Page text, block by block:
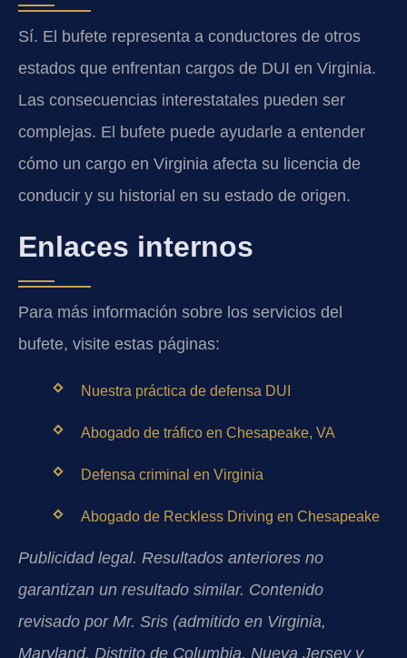
Sí. El bufete representa a conductores de otros
estados que enfrentan cargos de DUI en Virginia.
Las consecuencias interestatales pueden ser
complejas. El bufete puede ayudarle a entender
cómo un cargo en Virginia afecta su licencia de
conducir y su historial en su estado de origen.
Enlaces internos
Para más información sobre los servicios del
bufete, visite estas páginas:
Nuestra práctica de defensa DUI
Abogado de tráfico en Chesapeake, VA
Defensa criminal en Virginia
Abogado de Reckless Driving en Chesapeake
Publicidad legal. Resultados anteriores no
garantizan un resultado similar. Contenido
revisado por Mr. Sris (admitido en Virginia,
Maryland, Distrito de Columbia, Nueva Jersey y